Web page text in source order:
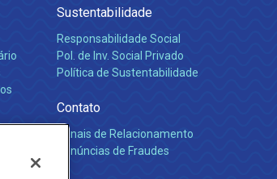
Sustentabilidade
Responsabilidade Social
Pol. de Inv. Social Privado
Política de Sustentabilidade
Contato
Canais de Relacionamento
Denúncias de Fraudes